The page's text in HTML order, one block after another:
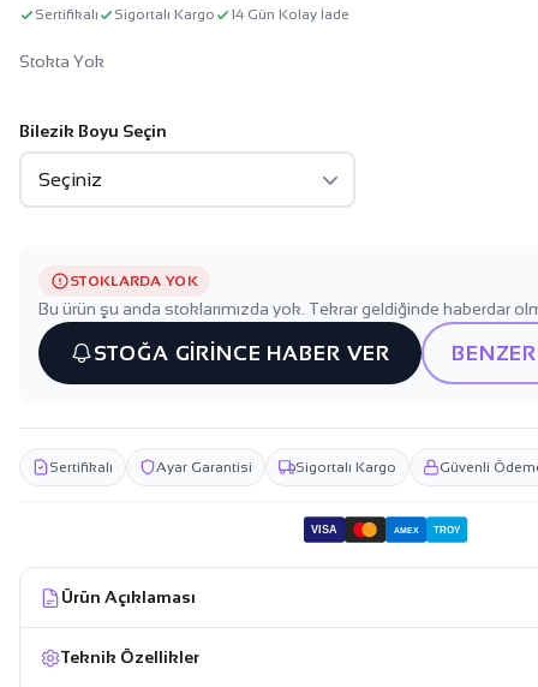
Sertifikalı Sigortalı Kargo 14 Gün Kolay İade
Stokta Yok
Bilezik Boyu Seçin
STOKLARDA YOK
Bu ürün şu anda stoklarımızda yok. Tekrar geldiğinde haberdar
STOĞA GİRİNCE HABER VER
Sertifikalı Ayar Garantisi Sigortalı Kargo Güvenli
VISA AMEX TROY
Ürün Açıklaması
Teknik Özellikler